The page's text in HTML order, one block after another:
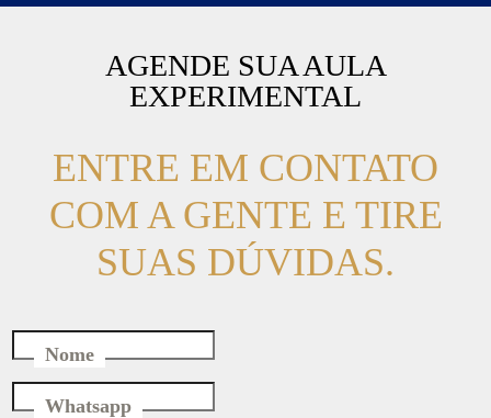
AGENDE SUA AULA
EXPERIMENTAL
ENTRE EM CONTATO
COM A GENTE E TIRE
SUAS DÚVIDAS.
Nome
Whatsapp